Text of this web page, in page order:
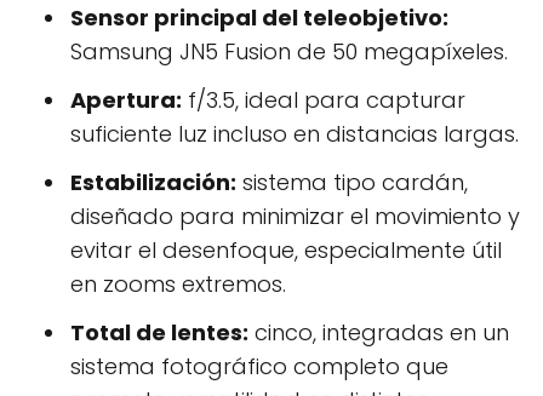
Sensor principal del teleobjetivo:
Samsung JN5 Fusion de 50 megapíxeles.
Apertura: f/3.5, ideal para capturar
suficiente luz incluso en distancias largas.
Estabilización: sistema tipo cardán,
diseñado para minimizar el movimiento y
evitar el desenfoque, especialmente útil
en zooms extremos.
Total de lentes: cinco, integradas en un
sistema fotográfico completo que